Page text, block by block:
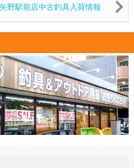
野駅前店中古釣具入荷情報